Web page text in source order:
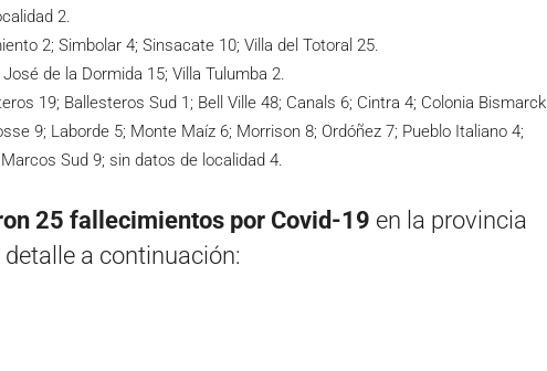
2.
2; Simbolar 4; Sinsacate 10; Villa del Totoral 25.
de la Dormida 15; Villa Tulumba 2.
19; Ballesteros Sud 1; Bell Ville 48; Canals 6; Cintra 4; Colonia Bismarck
9; Laborde 5; Monte Maíz 6; Morrison 8; Ordóñez 7; Pueblo Italiano 4;
Sud 9; sin datos de localidad 4.
25 fallecimientos por Covid-19 en la provincia
a continuación: